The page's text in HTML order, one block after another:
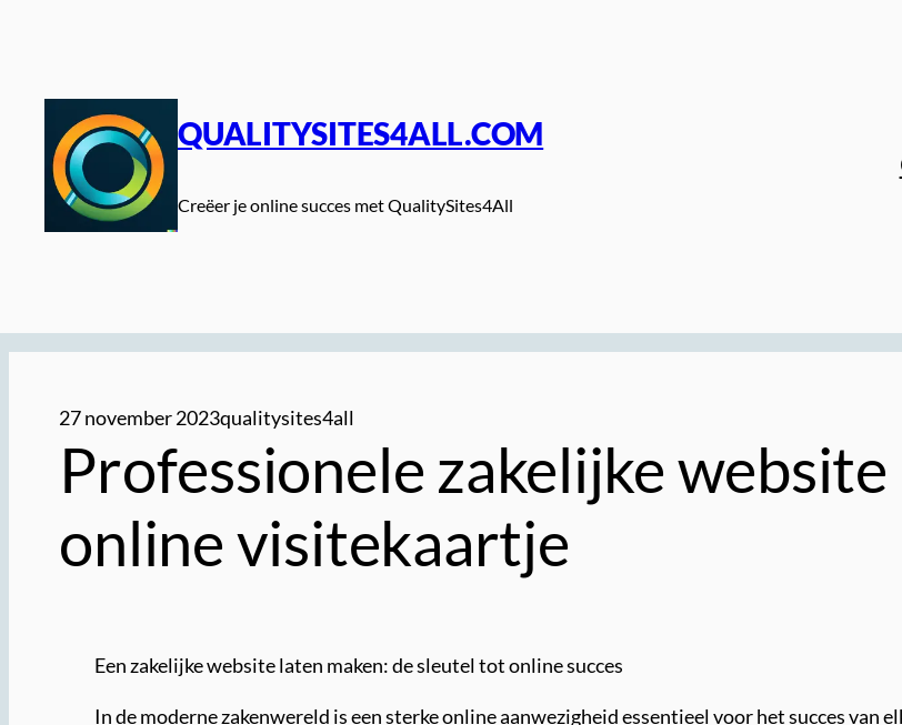
QUALITYSITES4ALL.COM
Creëer je online succes met QualitySites4All
27 november 2023qualitysites4all
Professionele zakelijke
online visitekaartje
Een zakelijke website laten maken: de sleutel tot online succes
In de moderne zakenwereld is een sterke online aanwezigheid essentieel voor het succes van